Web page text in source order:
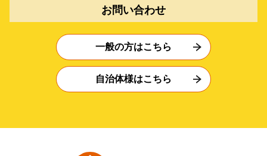
お問い合わせ
一般の方はこちら
自治体様はこちら